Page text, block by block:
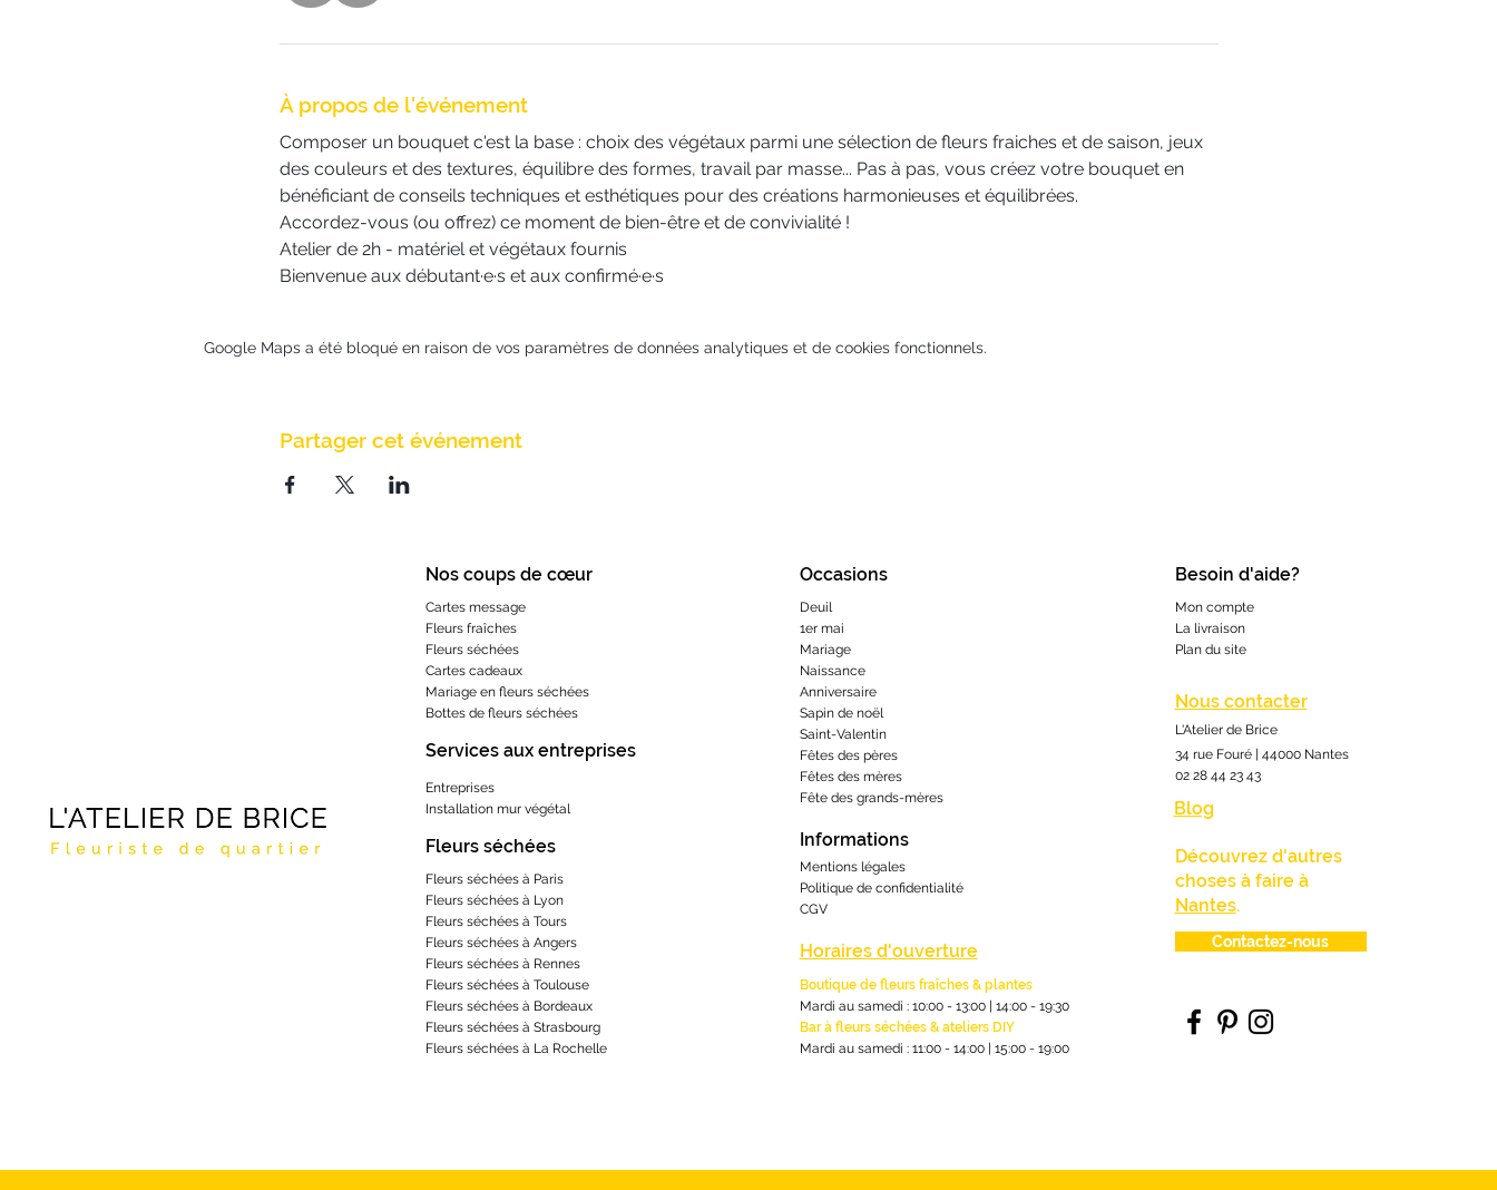
À propos de l'événement
Composer un bouquet c'est la base : choix des végétaux parmi une sélection de fleurs fraiches et de saison, jeux
des couleurs et des textures, équilibre des formes, travail par masse... Pas à pas, vous créez votre bouquet en
bénéficiant de conseils techniques et esthétiques pour des créations harmonieuses et équilibrées.
Accordez-vous (ou offrez) ce moment de bien-être et de convivialité !
Atelier de 2h - matériel et végétaux fournis
Bienvenue aux débutant·e·s et aux confirmé·e·s
Google Maps a été bloqué en raison de vos paramètres de données analytiques et de cookies fonctionnels.
Partager cet événement
Nos coups de cœur
Cartes message
Fleurs fraîches
Fleurs séchées
Cartes cadeaux
Mariage en fleurs séchées
Bottes de fleurs séchées
Services aux entreprises
Entreprises
Installation mur végétal
Fleurs séchées
Fleurs séchées à Paris
Fleurs séchées à Lyon
Fleurs séchées à Tours
Fleurs séchées à Angers
Fleurs séchées à Rennes
Fleurs séchées à Toulouse
Fleurs séchées à Bordeaux
Fleurs séchées à Strasbourg
Fleurs séchées à La Rochelle
Occasions
Deuil
1er mai
Mariage
Naissance
Anniversaire
Sapin de noël
Saint-Valentin
Fêtes des pères
Fêtes des mères
​Fête des grands-mères
Informations
Mentions légales
Politique de confidentialité
CGV
Horaires d'ouverture
Boutique de fleurs fraîches & plantes
Mardi au samedi : 10:00 - 13:00
14:00- 19:30
Bar à fleurs séchées & ateliers DIY
Mardi au samedi : 11:00 - 14:00
15:00 - 19:00
Besoin d'aide?
Mon compte
La livraison
Plan du site
Nous contacter
L'Atelier de Brice
34 rue Fouré | 44000 Nantes
02 28 44 23 43
Blog
Découvrez d'autres
choses à faire à
Nantes.
Contactez-nous